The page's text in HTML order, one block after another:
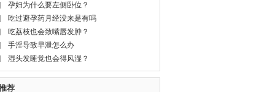
孕妇为什么要左侧卧位？
吃过避孕药月经没来是有吗
吃荔枝也会致嘴唇发肿？
手淫导致早泄怎么办
湿头发睡觉也会得风湿？
荐